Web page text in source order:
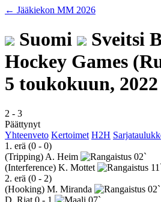
← Jääkiekon MM 2026
Suomi Sveitsi
Hockey Games
5 toukokuun,
2 - 3
Päättynyt
Yhteenveto Kertoimet H2H
1. erä (0 - 0)
(Tripping) A. Heim
02`
(Interference) K. Mottet
2. erä (0 - 2)
(Hooking) M. Miranda
02`
D. Riat 0 - 1
07`